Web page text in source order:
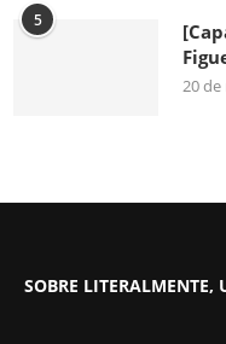
5
20 de
SOBRE LITERALMENTE,